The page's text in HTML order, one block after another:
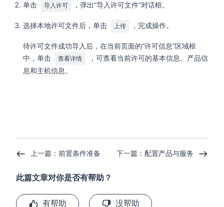
单击 导入许可 ，弹出“导入许可文件”对话框。
选择本地许可文件后，单击 上传 ，完成操作。
待许可文件成功导入后，在当前页面的“许可信息”区域框
中，单击
查看详情
，可查看当前许可的基本信息、产品信
息和主机信息。
上一篇：前置条件准备 下一篇：配置产品与服务
此篇文章对你是否有帮助？
有帮助 没帮助